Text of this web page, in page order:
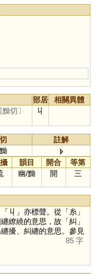
部居
相關異體
黝切〕
丩
註解
韻目 開合
等第
幽/黝 開 三
「 丩 」亦標聲。從「糸」
纏繚繞的意思，故「糾 」
擾、糾纏的意思。參見
85 字